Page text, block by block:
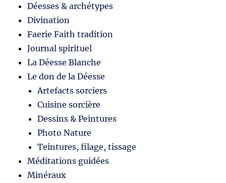
Déesses & archétypes
Divination
Faerie Faith tradition
Journal spirituel
La Déesse Blanche
Le don de la Déesse
Artefacts sorciers
Cuisine sorcière
Dessins & Peintures
Photo Nature
Teintures, filage, tissage
Méditations guidées
Minéraux